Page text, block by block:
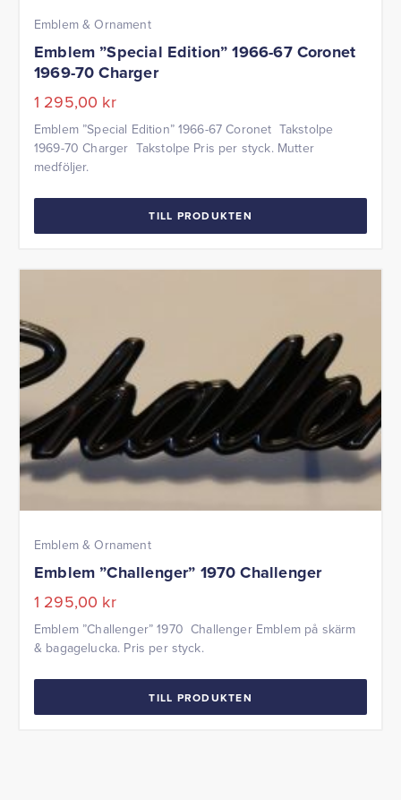
Emblem & Ornament
Emblem ”Special Edition” 1966-67 Coronet
1969-70 Charger
1 295,00 kr
Emblem ”Special Edition” 1966-67 Coronet Takstolpe
1969-70 Charger Takstolpe Pris per styck. Mutter
medföljer.
TILL PRODUKTEN
Emblem & Ornament
Emblem ”Challenger” 1970 Challenger
1 295,00 kr
Emblem ”Challenger” 1970 Challenger Emblem på skärm
& bagagelucka. Pris per styck.
TILL PRODUKTEN